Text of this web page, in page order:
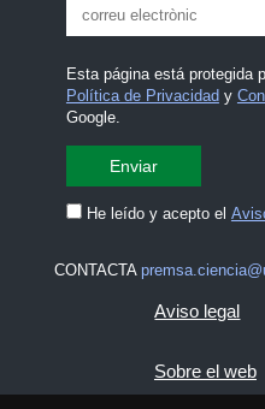
Esta página está protegida
Política de Privacidady
Google.
He leído y acepto el
CONTACTA
Aviso legal
Sobre el web